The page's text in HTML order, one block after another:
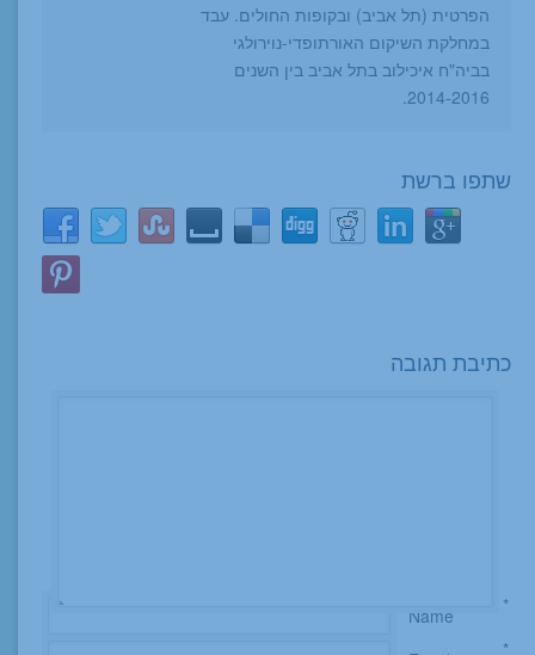
הפרטית (תל אביב) ובקופות החולים. עבד
במחלקת השיקום האורתופדי-נוירולגי
בביה"ח איכילוב בתל אביב בין השנים
2014-2016.
שתפו ברשת
כתיבת תגובה
Name *
*